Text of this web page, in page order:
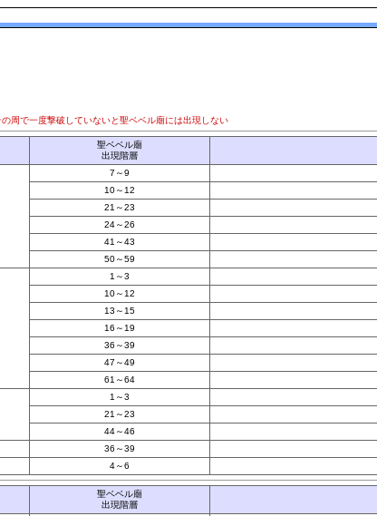
周で一度撃破していないと聖ベベル廟には出現しない
聖ベベル廟
出現階層
7～9
10～12
21～23
24～26
41～43
50～59
1～3
10～12
13～15
16～19
36～39
47～49
61～64
1～3
21～23
44～46
36～39
4～6
聖ベベル廟
出現階層